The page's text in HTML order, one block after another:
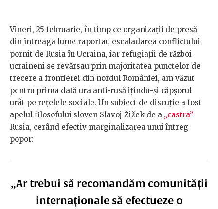
Vineri, 25 februarie, în timp ce organizații de presă
din întreaga lume raportau escaladarea conflictului
pornit de Rusia în Ucraina, iar refugiații de război
ucraineni se revărsau prin majoritatea punctelor de
trecere a frontierei din nordul României, am văzut
pentru prima dată ura anti-rusă ițindu-și căpșorul
urât pe rețelele sociale. Un subiect de discuție a fost
apelul filosofului sloven Slavoj Žižek de a „castra”
Rusia, cerând efectiv marginalizarea unui întreg
popor:
„Ar trebui să recomandăm comunității
internaționale să efectueze o